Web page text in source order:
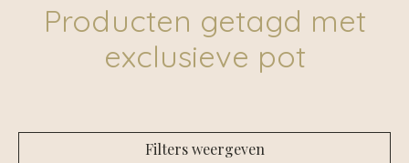
Producten getagd met
exclusieve pot
Filters weergeven